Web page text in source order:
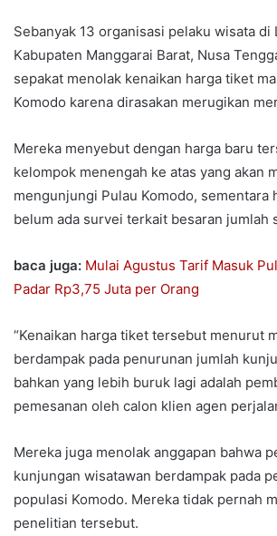
Sebanyak 13 organisasi pelaku wisata di
Kabupaten Manggarai Barat, Nusa
sepakat menolak kenaikan harga tiket
Komodo karena dirasakan merugikan
Mereka menyebut dengan harga baru
kelompok menengah ke atas yang akan
mengunjungi Pulau Komodo, sementara
belum ada survei terkait besaran jumlah
baca juga: Mulai Agustus Tarif Masuk
Padar Rp3,75 Juta per Orang
“Kenaikan harga tiket tersebut menurut
berdampak pada penurunan jumlah
bahkan yang lebih buruk lagi adalah
pemesanan oleh calon klien agen
Mereka juga menolak anggapan bahwa
kunjungan wisatawan berdampak pada
populasi Komodo. Mereka tidak pernah
penelitian tersebut.